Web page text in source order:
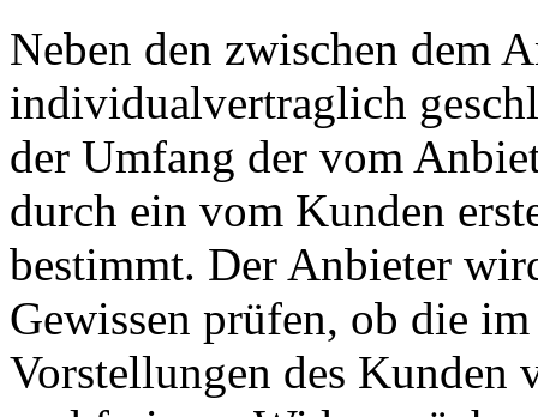
Neben den zwischen dem
individualvertraglich
der Umfang der vom
durch ein vom Kunden
bestimmt. Der Anbieter
Gewissen prüfen, ob die
Vorstellungen des Kunden